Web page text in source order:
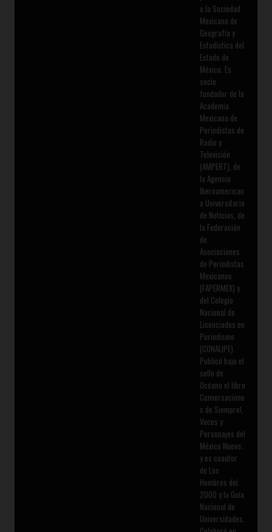
a la Sociedad
Mexicana de
Geografía y
Estadística del
Estado de
México. Es
socio
fundador de la
Academia
Mexicana de
Periodistas de
Radio y
Televisión
(AMPERT), de
la Agencia
Iberoamerican
a Universitaria
de Noticias, de
la Federación
de
Asociaciones
de Periodistas
Mexicanos
(FAPERMEX) y
del Colegio
Nacional de
Licenciados en
Periodismo
(CONALIPE).
Publicó bajo el
sello de
Océano el libro
Conversacione
s de Siempre!,
Voces y
Personajes del
México Nuevo;
y es coautor
de Los
Hombres del
2000 y la Guía
Nacional de
Universidades.